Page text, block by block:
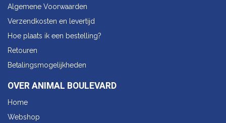
Algemene Voorwaarden
Verzendkosten en levertijd
Hoe plaats ik een bestelling?
Retouren
Betalingsmogelijkheden
OVER ANIMAL BOULEVARD
Home
Webshop